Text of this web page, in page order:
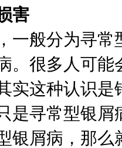
害
一般分为寻
。很多人可
实这种认识
是寻常型银
银屑病，那